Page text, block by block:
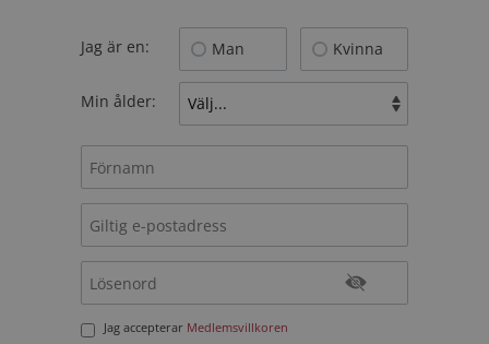
Jag är en: Man Kvinna
Min ålder:
Jag accepterar Medlemsvillkoren